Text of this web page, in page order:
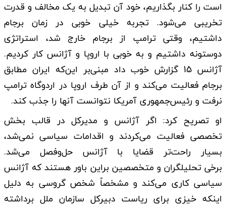
است را کنار بگذاریم، خود آن تبدیل به یک مخالف و قدرت
تخریبی می‌شود. تجربه خیلی خوبی در زمان برجام
داشتیم، وقتی ترامپ از برجام خارج شد، استراتژی
دوستونه داشتیم و به خوبی با اروپا و آژانس کار کردیم.
آژانس 15 گزارش خوب داد مبنی‌بر این‌که ایران مطابق
برجام فعالیت می‌کند و از آن طرف اروپا در اردوگاه ترامپ
نرفت و رئیس‌جمهوری آمریکا نتوانست آنها را جذب کند.
او تصریح کرد: اگر آژانس و مدیرکل در قالب بخش
تخصصی فعالیت می‌کردند و اقدامات سیاسی نمی‌شد،
بسیار راحت‌تر قضایا با آژانس حل‌و‌فصل می‌شد.
برخی تحلیلگران و متخصصین براین باور هستند که آژانس
سیاسی کاری می‌کند و مشخصاً شخص گروسی به دلیل
اینکه خیزی برای ریاست دبیرکل سازمان ملل برداشته